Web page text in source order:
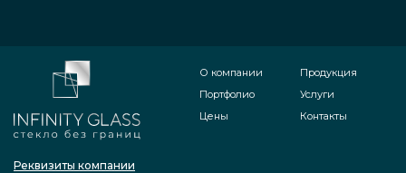
Реквизиты компании
О компании
Портфолио
Цены
Продукция
Услуги
Контакты